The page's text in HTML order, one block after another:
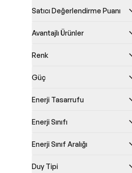
Satıcı Değerlendirme Puanı
Avantajlı Ürünler
Renk
Güç
Enerji Tasarrufu
Enerji Sınıfı
Enerji Sınıf Aralığı
Duy Tipi